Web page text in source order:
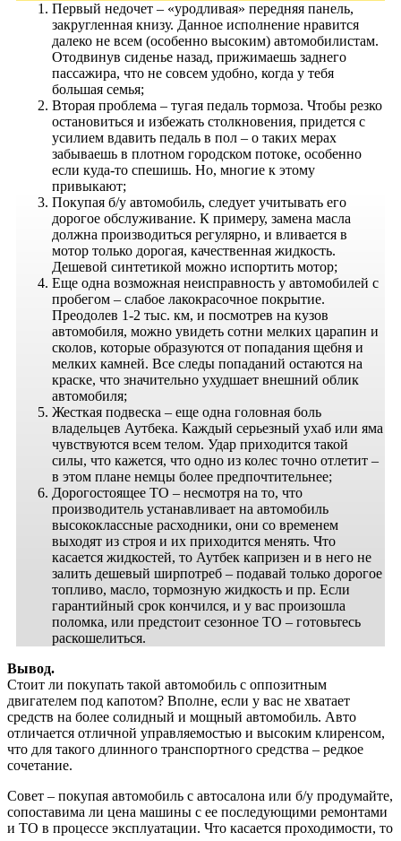
Первый недочет – «уродливая» передняя панель,
закругленная книзу. Данное исполнение нравится
далеко не всем (особенно высоким) автомобилистам.
Отодвинув сиденье назад, прижимаешь заднего
пассажира, что не совсем удобно, когда у тебя
большая семья;
Вторая проблема – тугая педаль тормоза. Чтобы резко
остановиться и избежать столкновения, придется с
усилием вдавить педаль в пол – о таких мерах
забываешь в плотном городском потоке, особенно
если куда-то спешишь. Но, многие к этому
привыкают;
Покупая б/у автомобиль, следует учитывать его
дорогое обслуживание. К примеру, замена масла
должна производиться регулярно, и вливается в
мотор только дорогая, качественная жидкость.
Дешевой синтетикой можно испортить мотор;
Еще одна возможная неисправность у автомобилей с
пробегом – слабое лакокрасочное покрытие.
Преодолев 1-2 тыс. км, и посмотрев на кузов
автомобиля, можно увидеть сотни мелких царапин и
сколов, которые образуются от попадания щебня и
мелких камней. Все следы попаданий остаются на
краске, что значительно ухудшает внешний облик
автомобиля;
Жесткая подвеска – еще одна головная боль
владельцев Аутбека. Каждый серьезный ухаб или яма
чувствуются всем телом. Удар приходится такой
силы, что кажется, что одно из колес точно отлетит –
в этом плане немцы более предпочтительнее;
Дорогостоящее ТО – несмотря на то, что
производитель устанавливает на автомобиль
высококлассные расходники, они со временем
выходят из строя и их приходится менять. Что
касается жидкостей, то Аутбек капризен и в него не
залить дешевый ширпотреб – подавай только дорогое
топливо, масло, тормозную жидкость и пр. Если
гарантийный срок кончился, и у вас произошла
поломка, или предстоит сезонное ТО – готовьтесь
раскошелиться.
Вывод.
Стоит ли покупать такой автомобиль с оппозитным
двигателем под капотом? Вполне, если у вас не хватает
средств на более солидный и мощный автомобиль. Авто
отличается отличной управляемостью и высоким клиренсом,
что для такого длинного транспортного средства – редкое
сочетание.
Совет – покупая автомобиль с автосалона или б/у продумайте,
сопоставима ли цена машины с ее последующими ремонтами
и ТО в процессе эксплуатации. Что касается проходимости, то